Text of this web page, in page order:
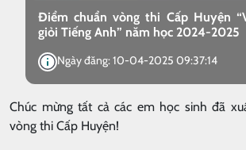
Điểm chuẩn vòng thi Cấp Huyện
giỏi Tiếng Anh” năm học 2024-2025
Ngày đăng: 10-04-2025 09:37:14
Chúc mừng tất cả các em học sinh đã
vòng thi Cấp Huyện!